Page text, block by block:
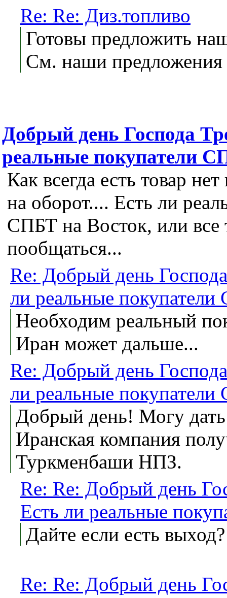
Re: Re: Диз.топливо
Готовы предложить
См. наши предложения
Добрый день Господа
реальные покупатели
Как всегда есть товар
на оборот.... Есть ли
СПБТ на Восток, или все
пообщаться...
Re: Добрый день
ли реальные
Необходим реальный
Иран может дальше...
Re: Добрый день
ли реальные
Добрый день! Могу
Иранская компания
Туркменбаши НПЗ.
Re: Re: Добрый день
Есть ли реальные
Дайте если есть выход?
Re: Re: Добрый день